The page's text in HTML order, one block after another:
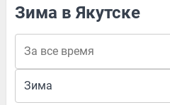
Зима в Якутске